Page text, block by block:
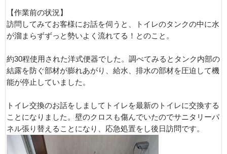
【作業前の状況】
訪問してみてお客様にお話を伺うと、トイレのタンクの中に水
が溜まらずずっと勢いよく流れてる！とのこと。
約30程使用された洋式便器でした。調べてみるとタンク内部の
結露を防ぐ部材が膨れあがり、給水、排水の部材を圧迫して機
能が停止していました。
トイレ交換のお話をしましてトイレを最新のトイレに交換する
ことになりました。壁のクロスも傷んでいたのでサニタリーパ
ネル張り替えることになり、応急処置をし後日訪問です。